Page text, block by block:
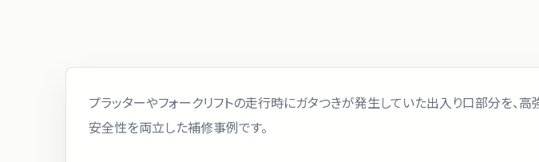
プラッターやフォークリフトの走行時にガタつきが発生していた出入り口部分を、
安全性を両立した補修事例です。